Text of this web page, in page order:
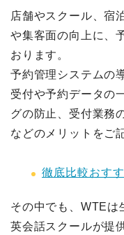
店舗やスクール、宿
や集客面の向上に、
おります。
予約管理システムの
受付や予約データの
グの防止、受付業務
などのメリットをご
徹底比較おす
その中でも、WTEは
英会話スクールが提